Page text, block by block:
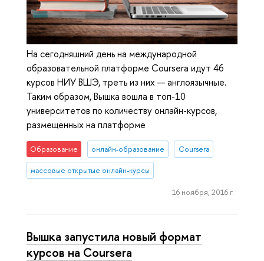
На сегодняшний день на международной
образовательной платформе Coursera идут 46
курсов НИУ ВШЭ, треть из них — англоязычные.
Таким образом, Вышка вошла в топ-10
университетов по количеству онлайн-курсов,
размещенных на платформе
Образование онлайн-образование Coursera
массовые открытые онлайн-курсы
16 ноября, 2016 г.
Вышка запустила новый формат
курсов на Coursera